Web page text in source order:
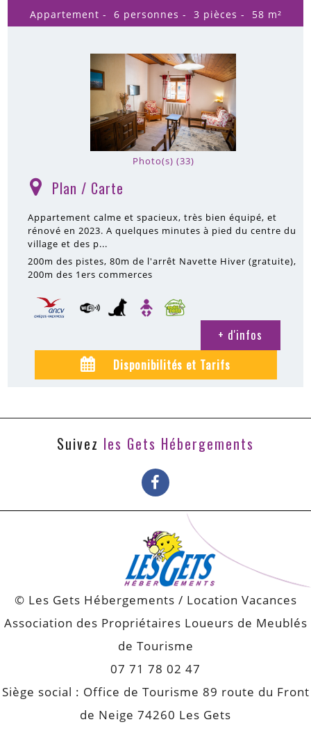
Photo(s) (33)
Appartement 6 personnes 3 pièces 58 m²
Plan / Carte
Appartement calme et spacieux, très bien équipé, et
rénové en 2023. A quelques minutes à pied du centre du
village et des p...
200m des pistes 80m de l'arrêt Navette Hiver (gratuite)
200m des 1ers commerces
+ d'infos
Disponibilités et Tarifs
Suivez les Gets Hébergements
© Les Gets Hébergements / Location Vacances
Association des Propriétaires Loueurs de Meublés
de Tourisme
07 71 78 02 47
Siège social : Office de Tourisme 89 route du Front
de Neige 74260 Les Gets